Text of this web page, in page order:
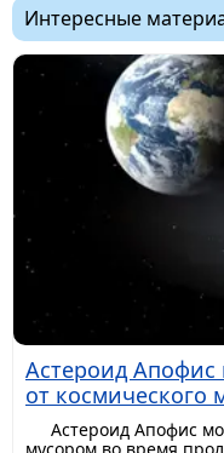
Интересные
Астероид Апофис
от космического
Астероид Апофис
мусором во время